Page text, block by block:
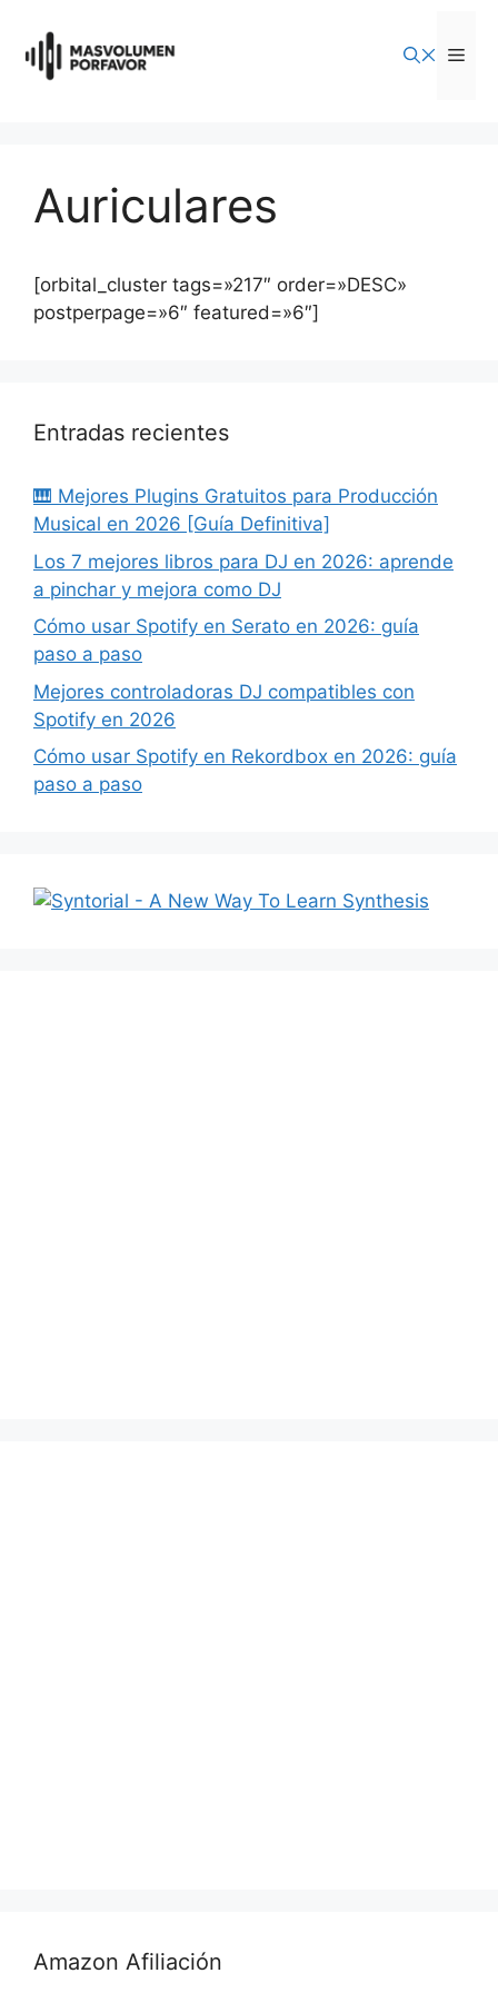
contenido
Auriculares
[orbital_cluster tags=»217″ order=»DESC»
postperpage=»6″ featured=»6″]
Entradas recientes
🎹 Mejores Plugins Gratuitos para Producción
Musical en 2026 [Guía Definitiva]
Los 7 mejores libros para DJ en 2026: aprende
a pinchar y mejora como DJ
Cómo usar Spotify en Serato en 2026: guía
paso a paso
Mejores controladoras DJ compatibles con
Spotify en 2026
Cómo usar Spotify en Rekordbox en 2026: guía
paso a paso
Amazon Afiliación